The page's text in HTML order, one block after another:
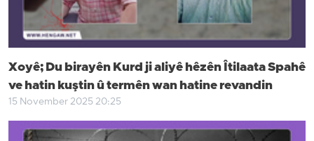
Xoyê; Du birayên Kurd ji aliyê hêzên Îtilaata Spahê
ve hatin kuştin û termên wan hatine revandin
15 November 2025 20:25